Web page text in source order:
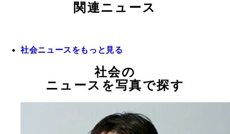
関連ニュース
社会ニュースをもっと見る
社会の
ニュースを写真で探す